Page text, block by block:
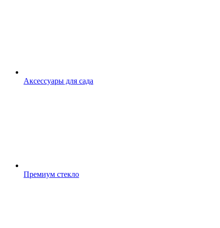
Аксессуары для сада
Премиум стекло